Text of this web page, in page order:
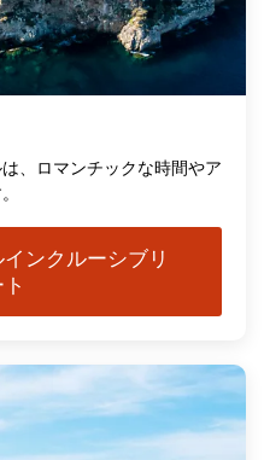
、ロマンチックな時間やア
ンクルーシブリ